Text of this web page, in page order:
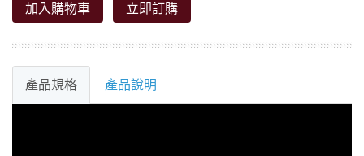
加入購物車 立即訂購
產品規格 產品說明